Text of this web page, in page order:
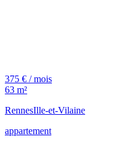
375 € / mois
63 m²
RennesIlle-et-Vilaine
appartement